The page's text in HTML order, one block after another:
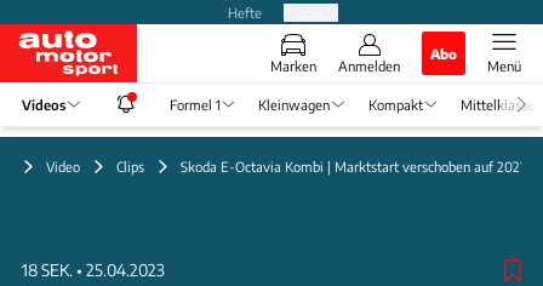
Hefte
Marken Anmelden
Abo
Menü
Videos Formel 1 Kleinwagen Kompakt Mittelklasse
Video Clips Skoda E-Octavia Kombi | Marktstart verschoben auf 2027
18 SEK. • 25.04.2023